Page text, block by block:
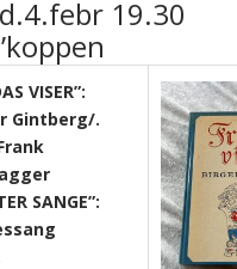
19.30
VISER”:
Gintberg/.
SANGE”: